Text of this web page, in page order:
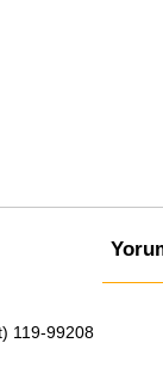
119-99208